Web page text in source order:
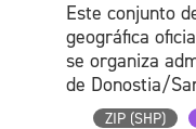
Este conjunto
geográfica
se organiza
de Donostia/
ZIP (SHP)